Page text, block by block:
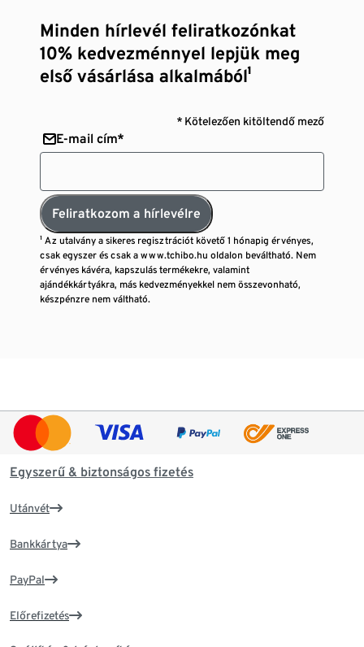
Minden hírlevél feliratkozónkat
10% kedvezménnyel lepjük meg
első vásárlása alkalmából¹
* Kötelezően kitöltendő mező
E-mail cím*
Feliratkozom a hírlevélre
¹ Az utalvány a sikeres regisztrációt követő 1 hónapig érvényes,
csak egyszer és csak a www.tchibo.hu oldalon beváltható. Nem
érvényes kávéra, kapszulás termékekre, valamint
ajándékkártyákra, más kedvezményekkel nem összevonható,
készpénzre nem váltható.
Egyszerű & biztonságos fizetés
Utánvét
Bankkártya
PayPal
Előrefizetés